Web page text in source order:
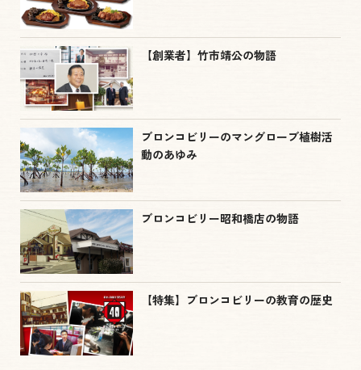
【創業者】竹市靖公の物語
ブロンコビリーのマングローブ植樹活
動のあゆみ
ブロンコビリー昭和橋店の物語
【特集】ブロンコビリーの教育の歴史